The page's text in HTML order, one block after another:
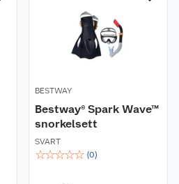
BESTWAY
Bestway® Spark Wave™
snorkelsett
SVART
☆☆☆☆☆ (0)